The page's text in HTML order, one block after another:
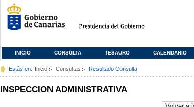
INICIO CONSULTA TESAURO CALENDARIO
Estás en: Inicio Consultas Resultado Consulta
INSPECCION ADMINISTRATIVA